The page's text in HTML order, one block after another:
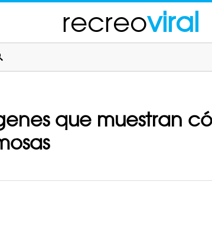
recreoviral
que muestran